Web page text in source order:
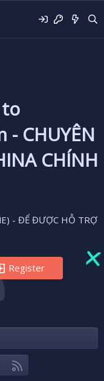
- CHUYÊN
CHÍNH
- ĐỂ ĐƯỢC HỖ TRỢ
Register
Liên hệ